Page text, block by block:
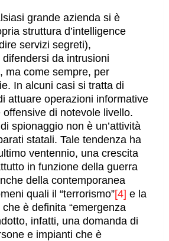
grande azienda si è
struttura d’intelligence
servizi segreti),
da intrusioni
ma come sempre, per
In alcuni casi si tratta di
attuare operazioni informative
di notevole livello.
spionaggio non è un’attività
statali. Tale tendenza ha
ventennio, una crescita
in funzione della guerra
della contemporanea
quali il “terrorismo”[4] e la
è definita “emergenza
infatti, una domanda di
e impianti che è